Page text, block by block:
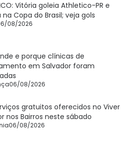
Vitória goleia Athletico-PR e
Copa do Brasil; veja gols
08/2026
e porque clínicas de
em Salvador foram
06/08/2026
gratuitos oferecidos no Viver
nos Bairros neste sábado
06/08/2026